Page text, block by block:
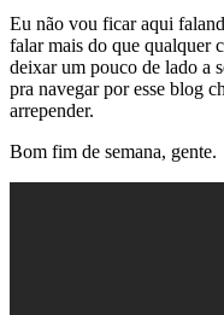
Eu não vou ficar aqui
falar mais do que qualquer
deixar um pouco de lado a
pra navegar por esse blog
arrepender.
Bom fim de semana, gente.